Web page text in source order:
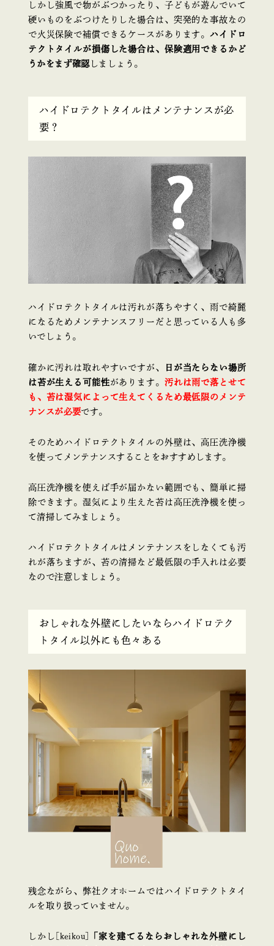
しかし強風で物がぶつかったり、子どもが遊んでいて
硬いものをぶつけたりした場合は、突発的な事故なの
で火災保険で補償できるケースがあります。ハイドロ
テクトタイルが損傷した場合は、保険適用できるかど
うかをまず確認 しましょう。
ハイドロテクトタイルはメンテナンスが必
要？
ハイドロテクトタイルは汚れが落ちやすく、雨で綺麗
になるためメンテナンスフリーだと思っている人も多
いでしょう。
確かに汚れは取れやすいですが、
日が当たらない場所
は苔が生える可能性があります。 汚れは雨で落とせて
も、苔は湿気によって生えてくるため最低限のメンテ
ナンスが必要です。
そのためハイドロテクトタイルの外壁は、高圧洗浄機
を使ってメンテナンスすることをおすすめします。
高圧洗浄機を使えば手が届かない範囲でも、簡単に掃
除できます。湿気により生えた苔は高圧洗浄機を使っ
て清掃してみましょう。
ハイドロテクトタイルはメンテナンスをしなくても汚
れが落ちますが、苔の清掃など最低限の手入れは必要
なので注意しましょう。
おしゃれな外壁にしたいならハイドロテク
トタイル以外にも色々ある
残念ながら、弊社クオホームではハイドロテクトタイ
ルを取り扱っていません。
しかし[keikou]
「家を建てるならおしゃれな外壁にし